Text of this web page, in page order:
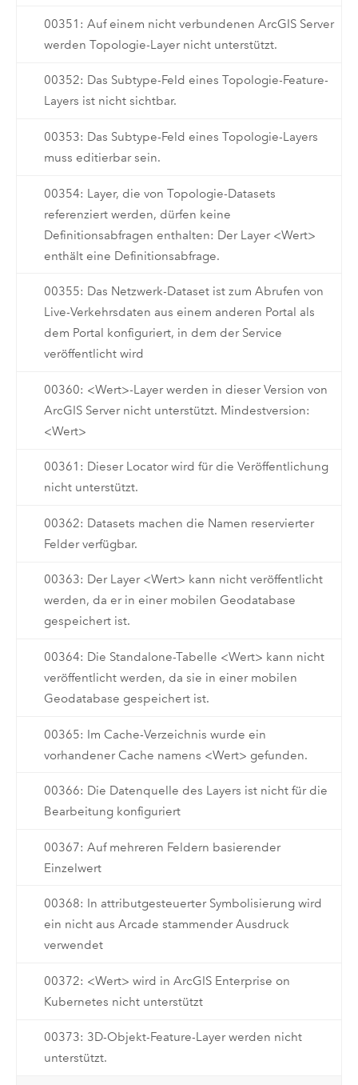
00351: Auf einem nicht verbundenen ArcGIS Server
werden Topologie-Layer nicht unterstützt.
00352: Das Subtype-Feld eines Topologie-Feature-
Layers ist nicht sichtbar.
00353: Das Subtype-Feld eines Topologie-Layers
muss editierbar sein.
00354: Layer, die von Topologie-Datasets
referenziert werden, dürfen keine
Definitionsabfragen enthalten: Der Layer <Wert>
enthält eine Definitionsabfrage.
00355: Das Netzwerk-Dataset ist zum Abrufen von
Live-Verkehrsdaten aus einem anderen Portal als
dem Portal konfiguriert, in dem der Service
veröffentlicht wird
00360: <Wert>-Layer werden in dieser Version von
ArcGIS Server nicht unterstützt. Mindestversion:
<Wert>
00361: Dieser Locator wird für die Veröffentlichung
nicht unterstützt.
00362: Datasets machen die Namen reservierter
Felder verfügbar.
00363: Der Layer <Wert> kann nicht veröffentlicht
werden, da er in einer mobilen Geodatabase
gespeichert ist.
00364: Die Standalone-Tabelle <Wert> kann nicht
veröffentlicht werden, da sie in einer mobilen
Geodatabase gespeichert ist.
00365: Im Cache-Verzeichnis wurde ein
vorhandener Cache namens <Wert> gefunden.
00366: Die Datenquelle des Layers ist nicht für die
Bearbeitung konfiguriert
00367: Auf mehreren Feldern basierender
Einzelwert
00368: In attributgesteuerter Symbolisierung wird
ein nicht aus Arcade stammender Ausdruck
verwendet
00372: <Wert> wird in ArcGIS Enterprise on
Kubernetes nicht unterstützt
00373: 3D-Objekt-Feature-Layer werden nicht
unterstützt.